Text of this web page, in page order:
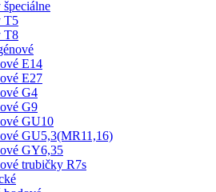
T5
T8
E14
E27
G4
G9
GU10
GU5,3(MR11,16)
GY6,35
trubičky R7s